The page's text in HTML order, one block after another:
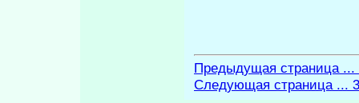
Предыдущая страница ...
Следующая страница ...